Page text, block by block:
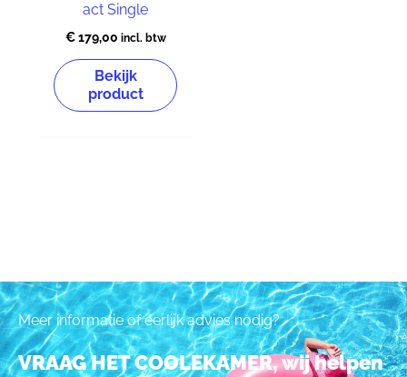
act Single
€179,00 incl. btw
Bekijk
product
Meer informatie of eerlijk advies nodig?
VRAAG HET COOLEKAMER, wij helpen